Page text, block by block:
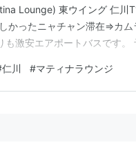
Lounge) 東ウイング 仁川
かったニャチャン滞在⇒カ
も激安エアポートバスです。
場合 復路は深夜便だっ…
仁川 #マティナラウンジ